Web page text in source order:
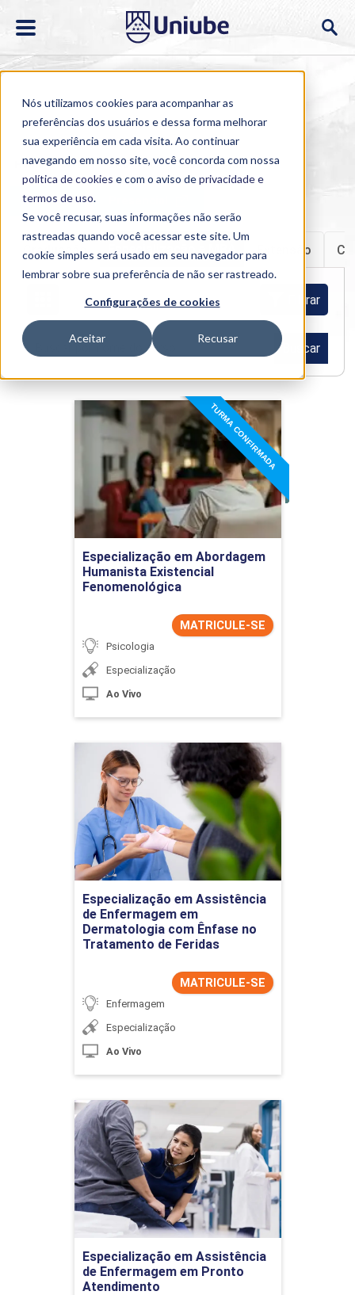
Nós utilizamos cookies para acompanhar as
preferências dos usuários e dessa forma melhorar
sua experiência em cada visita. Ao continuar
navegando em nosso site, você concorda com nossa
política de cookies e com o aviso deprivacidade e
termos de uso.
Se você recusar, suas informações não serão
rastreadas quando você acessar este site. Um
cookie simples será usado em seu navegador para
lembrar sobre sua preferência de não ser rastreado.
Configurações de cookies
Aceitar Recusar
Home > Cursos > EAD >Pós-graduação e MBA
EAD
Graduação Especialização e MBA Extensão
Filtrar
Buscar
Especialização em Abordagem
Humanista Existencial
Fenomenológica
TURMA CONFIRMADA
MATRICULE-SE
Psicologia
Especialização
Ao Vivo
Especialização em
Abordagem Humanista
Existencial Fenomenológica
Detalhes do curso
Especialização em Assistência
de Enfermagem em
Dermatologia com Ênfase no
Tratamento de Feridas
MATRICULE-SE
Enfermagem
Especialização
Ao Vivo
Especialização em
Assistência de
Enfermagem em
Dermatologia com Ênfase
no Tratamento de Feridas
Detalhes do curso
Ir para Inscrição
Especialização em Assistência
de Enfermagem em Pronto
Atendimento
Especialização em
Assistência de
Enfermagem em Pronto
Atendimento
Detalhes do curso
Ir para Inscrição